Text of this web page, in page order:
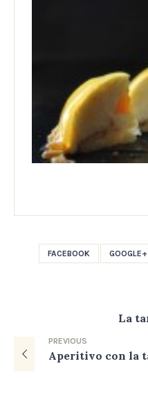
FACEBOOK GOOGLE+
La
PREVIOUS
Aperitivo con la